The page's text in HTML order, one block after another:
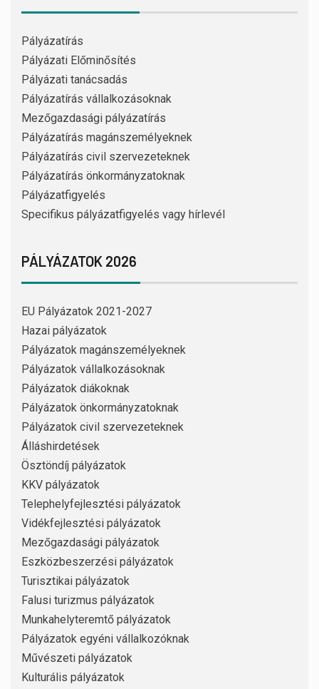
Pályázatírás
Pályázati Előminősítés
Pályázati tanácsadás
Pályázatírás vállalkozásoknak
Mezőgazdasági pályázatírás
Pályázatírás magánszemélyeknek
Pályázatírás civil szervezeteknek
Pályázatírás önkormányzatoknak
Pályázatfigyelés
Specifikus pályázatfigyelés vagy hírlevél
PÁLYÁZATOK 2026
EU Pályázatok 2021-2027
Hazai pályázatok
Pályázatok magánszemélyeknek
Pályázatok vállalkozásoknak
Pályázatok diákoknak
Pályázatok önkormányzatoknak
Pályázatok civil szervezeteknek
Álláshirdetések
Ösztöndíj pályázatok
KKV pályázatok
Telephelyfejlesztési pályázatok
Vidékfejlesztési pályázatok
Mezőgazdasági pályázatok
Eszközbeszerzési pályázatok
Turisztikai pályázatok
Falusi turizmus pályázatok
Munkahelyteremtő pályázatok
Pályázatok egyéni vállalkozóknak
Művészeti pályázatok
Kulturális pályázatok